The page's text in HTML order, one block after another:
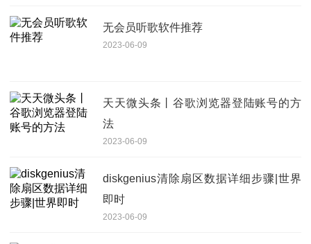
无会员听歌软件推荐
2023-06-09
天天微头条丨谷歌浏览器登陆账号的方
法
2023-06-09
diskgenius清除扇区数据详细步骤|世界
即时
2023-06-09